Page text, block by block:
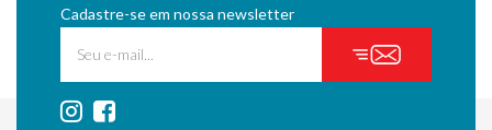
Cadastre-se em nossa newsletter